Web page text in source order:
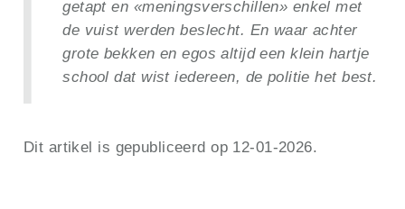
getapt en «meningsverschillen» enkel met
de vuist werden beslecht. En waar achter
grote bekken en egos altijd een klein hartje
school dat wist iedereen, de politie het best.
Dit artikel is gepubliceerd op 12-01-2026.